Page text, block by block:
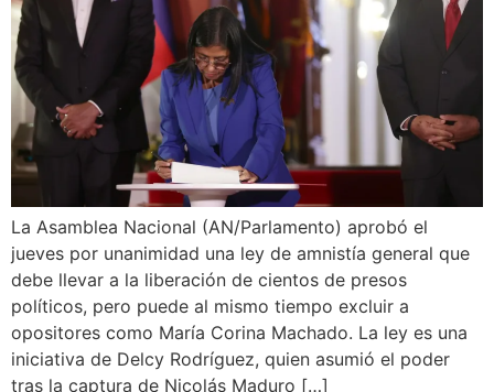
La Asamblea Nacional (AN/Parlamento) aprobó el
jueves por unanimidad una ley de amnistía general que
debe llevar a la liberación de cientos de presos
políticos, pero puede al mismo tiempo excluir a
opositores como María Corina Machado. La ley es una
iniciativa de Delcy Rodríguez, quien asumió el poder
tras la captura de Nicolás Maduro […]